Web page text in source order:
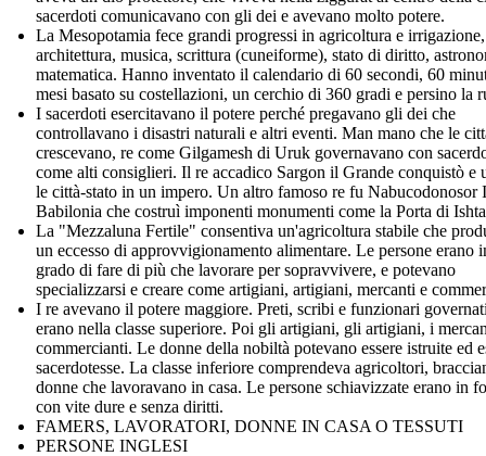
sacerdoti comunicavano con gli dei e avevano molto potere.
La Mesopotamia fece grandi progressi in agricoltura e
architettura, musica, scrittura (cuneiforme), stato di diritto,
matematica. Hanno inventato il calendario di 60 secondi, 60
mesi basato su costellazioni, un cerchio di 360 gradi e persino la
I sacerdoti esercitavano il potere perché pregavano gli dei che
controllavano i disastri naturali e altri eventi. Man mano che le
crescevano, re come Gilgamesh di Uruk governavano con
come alti consiglieri. Il re accadico Sargon il Grande conquistò e
le città-stato in un impero. Un altro famoso re fu Nabucodonosor
Babilonia che costruì imponenti monumenti come la Porta di
La "Mezzaluna Fertile" consentiva un'agricoltura stabile che
un eccesso di approvvigionamento alimentare. Le persone erano
grado di fare di più che lavorare per sopravvivere, e potevano
specializzarsi e creare come artigiani, artigiani, mercanti e
I re avevano il potere maggiore. Preti, scribi e funzionari
erano nella classe superiore. Poi gli artigiani, gli artigiani, i
commercianti. Le donne della nobiltà potevano essere istruite ed
sacerdotesse. La classe inferiore comprendeva agricoltori,
donne che lavoravano in casa. Le persone schiavizzate erano in
con vite dure e senza diritti.
FAMERS, LAVORATORI, DONNE IN CASA O TESSUTI
PERSONE INGLESI